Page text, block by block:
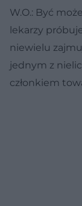
W.O.: Być
lekarzy
niewielu
jednym z
członkiem